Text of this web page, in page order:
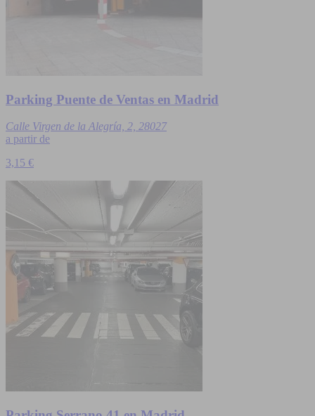
Parking Puente de Ventas en Madrid
Calle Virgen de la Alegría, 2, 28027
a partir de
3,15 €